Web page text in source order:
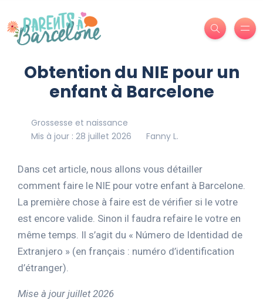
Obtention du NIE pour un
enfant à Barcelone
Grossesse et naissance
Mis à jour : 28 juillet 2026
Fanny L.
Dans cet article, nous allons vous détailler
comment faire le NIE pour votre enfant à Barcelone.
La première chose à faire est de vérifier si le votre
est encore valide. Sinon il faudra refaire le votre en
même temps. Il s’agit du « Número de Identidad de
Extranjero » (en français : numéro d’identification
d’étranger).
Mise à jour juillet 2026